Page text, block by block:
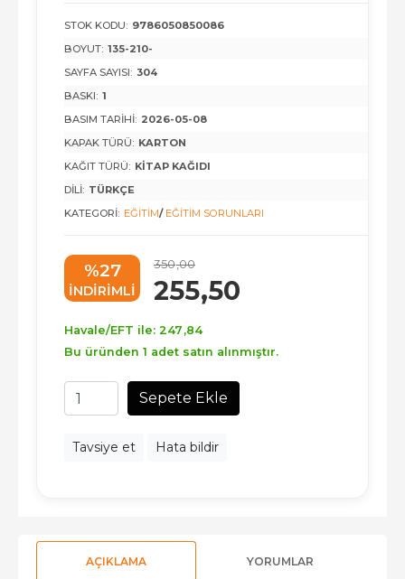
STOK KODU: 9786050850086
BOYUT: 135-210-
SAYFA SAYISI: 304
BASKI: 1
BASIM TARIHI: 2026-05-08
KAPAK TÜRÜ: KARTON
KAĞIT TÜRÜ: KITAP KAĞIDI
DILI: TÜRKÇE
KATEGORI: EĞITIM/ EĞITIM SORUNLARI
%27
INDIRIMLI
350,00
255,50
Havale/EFT ile: 247 ,84
Bu üründen 1 adet satın alınmıştır.
Sepete Ekle
Tavsiye et Hata bildir
AÇIKLAMA YORUMLAR